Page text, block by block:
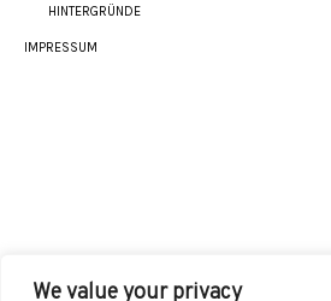
We value your privacy
HINTERGRÜNDE
IMPRESSUM